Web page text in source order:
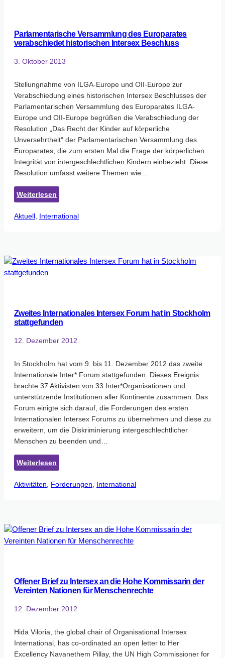
Parlamentarische Versammlung des Europarates‬
verabschiedet historischen Intersex Beschluss
3. Oktober 2013
Stellungnahme von ILGA-Europe und OII-Europe zur
Verabschiedung eines historischen Intersex Beschlusses der
Parlamentarischen Versammlung des Europarates ILGA-
Europe und OII-Europe begrüßen die Verabschiedung der
Resolution „Das Recht der Kinder auf körperliche
Unversehrtheit“ der Parlamentarischen Versammlung des
Europarates, die zum ersten Mal die Frage der körperlichen
Integrität von intergeschlechtlichen Kindern einbezieht. Diese
Resolution umfasst weitere Themen wie…
Weiterlesen
Parlamentarische
Versammlung
historischen
Aktuell International
Zweites Internationales Intersex Forum hat in Stockholm
stattgefunden
12. Dezember 2012
In Stockholm hat vom 9. bis 11. Dezember 2012 das zweite
Internationale Inter* Forum stattgefunden. Dieses Ereignis
brachte 37 Aktivisten von 33 Inter*Organisationen und
unterstützende Institutionen aller Kontinente zusammen. Das
Forum einigte sich darauf, die Forderungen des ersten
Internationalen Intersex Forums zu übernehmen und diese zu
erweitern, um die Diskriminierung intergeschlechtlicher
Menschen zu beenden und…
Weiterlesen
Zweites
Internationales
in
Stockholm
Aktivitäten Forderungen International
Offener Brief zu Intersex an die Hohe Kommissarin der
Vereinten Nationen für Menschenrechte
12. Dezember 2012
Hida Viloria, the global chair of Organisational Intersex
International, has co-ordinated an open letter to Her
Excellency Navanethem Pillay, the UN High Commissioner for